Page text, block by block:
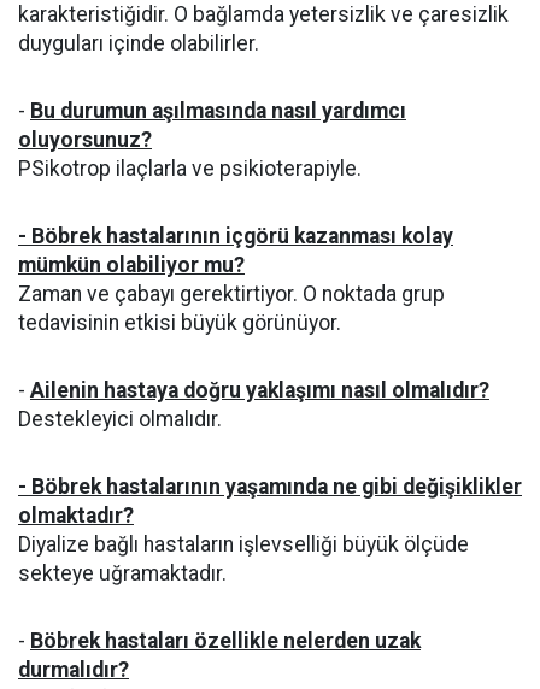
karakteristiğidir. O bağlamda yetersizlik ve çaresizlik
duyguları içinde olabilirler.
- Bu durumun aşılmasında nasıl yardımcı
oluyorsunuz?
PSikotrop ilaçlarla ve psikioterapiyle.
- Böbrek hastalarının içgörü kazanması kolay
mümkün olabiliyor mu?
Zaman ve çabayı gerektirtiyor. O noktada grup
tedavisinin etkisi büyük görünüyor.
- Ailenin hastaya doğru yaklaşımı nasıl olmalıdır?
Destekleyici olmalıdır.
- Böbrek hastalarının yaşamında ne gibi değişiklikler
olmaktadır?
Diyalize bağlı hastaların işlevselliği büyük ölçüde
sekteye uğramaktadır.
- Böbrek hastaları özellikle nelerden uzak
durmalıdır?